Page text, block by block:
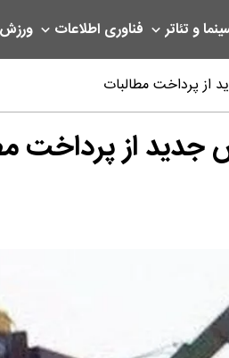
و تئاتر فناوری اطلاعات ورزش
از پرداخت مطالبات
جدید از پرداخت